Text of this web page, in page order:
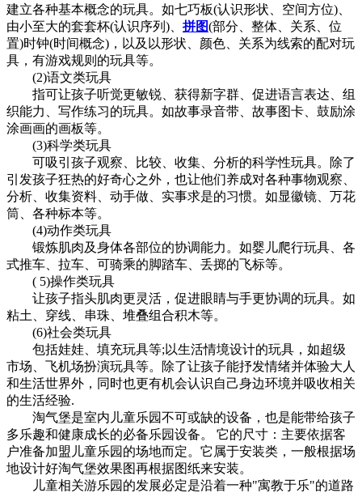
建立各种基本概念的玩具。如七巧板(认识形状、空间方位)、
由小至大的套套杯(认识序列)、 拼图(部分、整体、关系、位
置)时钟(时间概念)，以及以形状、颜色、关系为线索的配对玩
具，有游戏规则的玩具等。
(2)语文类玩具
指可让孩子听觉更敏锐、获得新字群、促进语言表达、组
织能力、写作练习的玩具。如故事录音带、故事图卡、鼓励涂
涂画画的画板等。
(3)科学类玩具
可吸引孩子观察、比较、收集、分析的科学性玩具。除了
引发孩子狂热的好奇心之外，也让他们养成对各种事物观察、
分析、收集资料、动手做、实事求是的习惯。如显徽镜、万花
筒、各种标本等。
(4)动作类玩具
锻炼肌肉及身体各部位的协调能力。如婴儿爬行玩具、各
式推车、拉车、可骑乘的脚踏车、丢掷的飞标等。
( 5)操作类玩具
让孩子指头肌肉更灵活，促进眼睛与手更协调的玩具。如
粘土、穿线、串珠、堆叠组合积木等。
(6)社会类玩具
包括娃娃、填充玩具等;以生活情境设计的玩具，如超级
市场、飞机场扮演玩具等。除了让孩子能抒发情绪并体验大人
和生活世界外，同时也更有机会认识自己身边环境并吸收相关
的生活经验.
淘气堡是室内儿童乐园不可或缺的设备，也是能带给孩子
多乐趣和健康成长的必备乐园设备。 它的尺寸：主要依据客
户准备加盟儿童乐园的场地而定。它属于安装类，一般根据场
地设计好淘气堡效果图再根据图纸来安装。
儿童相关游乐园的发展必定是沿着一种"寓教于乐"的道路